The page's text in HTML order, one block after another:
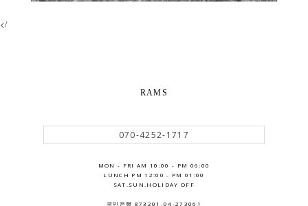
</
RAMS
070-4252-1717
MON - FRI AM 10:00 - PM 06:00
LUNCH PM 12:00 - PM 01:00
SAT.SUN.HOLIDAY OFF
국민은행 873201-04-273061